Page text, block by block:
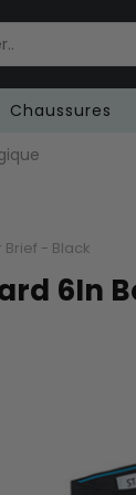
Chaussures
Brief - Black
6In